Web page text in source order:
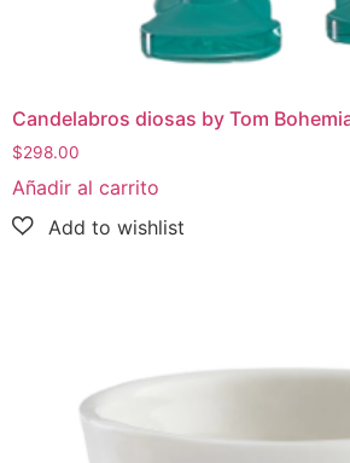
Candelabros diosas by Tom
$298.00
Añadir al carrito